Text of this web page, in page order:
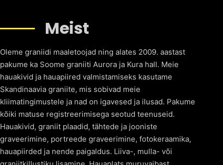
Meist
Oleme graniidi maaletoojad ning alates 2009. aastast
pakume ka Soome graniiti Aurora ja Kura hall. Meie
hauakivid ja hauapiired valmistamiseks kasutame
Skandinaavia graniite, mis sobivad meie
kliimatingimustele ja nad on igavesed ja ilusad. Pakume
kõiki matuse registreerimisega seotud teenuseid.
Hauakivid, graniit plaadid, tähtede ja jooniste
graveerimine, portreede graveerimine, fotokeraamika,
hauapiirded ja nende paigaldus. Liiva-, mulla- või